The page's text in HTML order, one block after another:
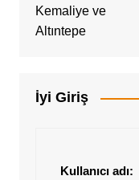
İyi Giriş
Kullanıcı adı: